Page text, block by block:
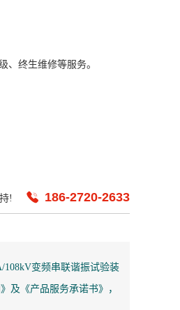
、终生维修等服务。
! 186-2720-2633
108kV变频串联谐振试验装
及《产品服务承诺书》，